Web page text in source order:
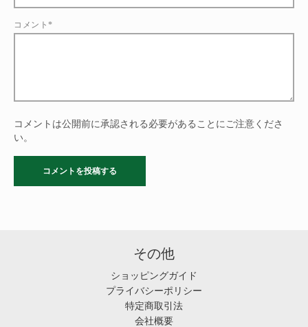
コメント*
コメントは公開前に承認される必要があることにご注意くださ
い。
その他
ショッピングガイド
プライバシーポリシー
特定商取引法
会社概要